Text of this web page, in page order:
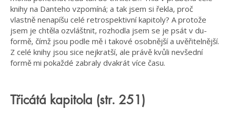
knihy na Danteho vzpomíná; a tak jsem si řekla, proč
vlastně nenapíšu celé retrospektivní kapitoly? A protože
jsem je chtěla ozvláštnit, rozhodla jsem se je psát v du-
formě, čímž jsou podle mě i takové osobnější a uvěřitelnější.
Z celé knihy jsou sice nejkratší, ale právě kvůli nevšední
formě mi pokaždé zabraly dvakrát více času.
Třicátá kapitola (str. 251)